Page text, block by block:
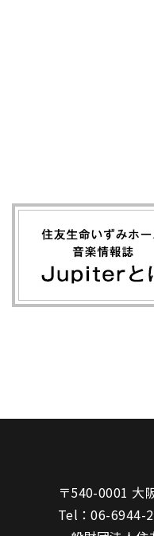
〒540-0001 大
Tel：06-6944-